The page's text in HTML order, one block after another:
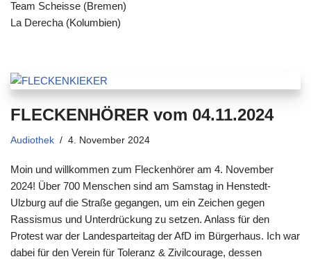
Team Scheisse (Bremen)
La Derecha (Kolumbien)
FLECKENHÖRER vom 04.11.2024
Audiothek 4. November 2024
Moin und willkommen zum Fleckenhörer am 4. November
2024! Über 700 Menschen sind am Samstag in Henstedt-
Ulzburg auf die Straße gegangen, um ein Zeichen gegen
Rassismus und Unterdrückung zu setzen. Anlass für den
Protest war der Landesparteitag der AfD im Bürgerhaus. Ich war
dabei für den Verein für Toleranz & Zivilcourage, dessen